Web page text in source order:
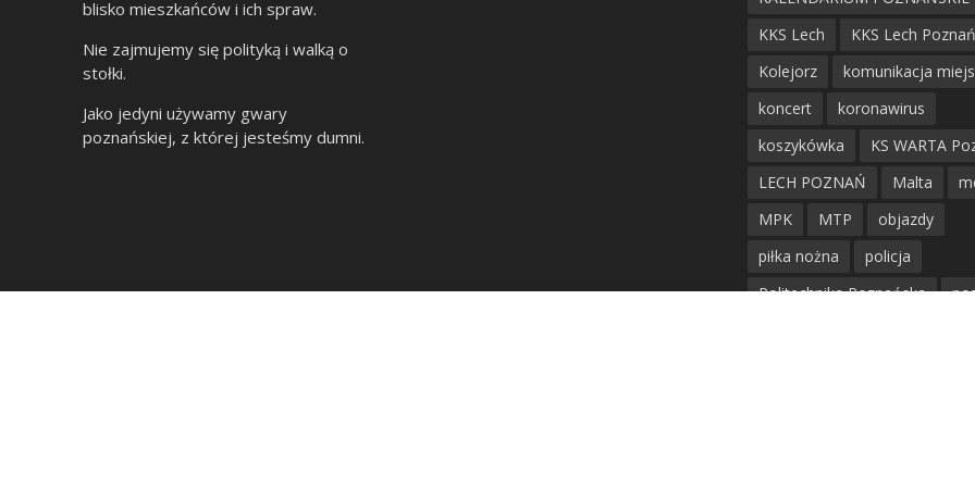
blisko mieszkańców i ich spraw.
Nie zajmujemy się polityką i walką o
stołki.
Jako jedyni używamy gwary
poznańskiej, z której jesteśmy dumni.
KKS Lech
KKS Lech Poznań
Kolejorz
komunikacja
koncert
koronawirus
koszykówka
KS WARTA
LECH POZNAŃ
Malta
MPK
MTP
objazdy
piłka nożna
policja
Politechnika Poznańska